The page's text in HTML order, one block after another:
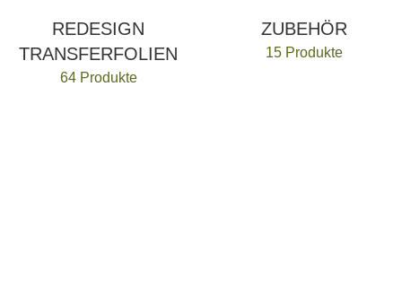
REDESIGN
TRANSFERFOLIEN
64 Produkte
ZUBEHÖR
15 Produkte